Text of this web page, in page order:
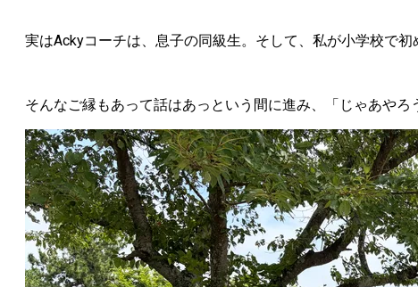
実はAckyコーチは、息子の同級生。そして、私が小学校で
そんなご縁もあって話はあっという間に進み、「じゃあやろ